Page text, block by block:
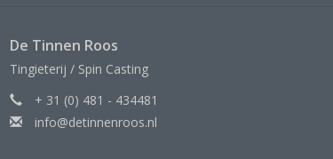
De Tinnen Roos
Tingieterij / Spin Casting
+ 31 (0) 481 - 434481
info@detinnenroos.nl